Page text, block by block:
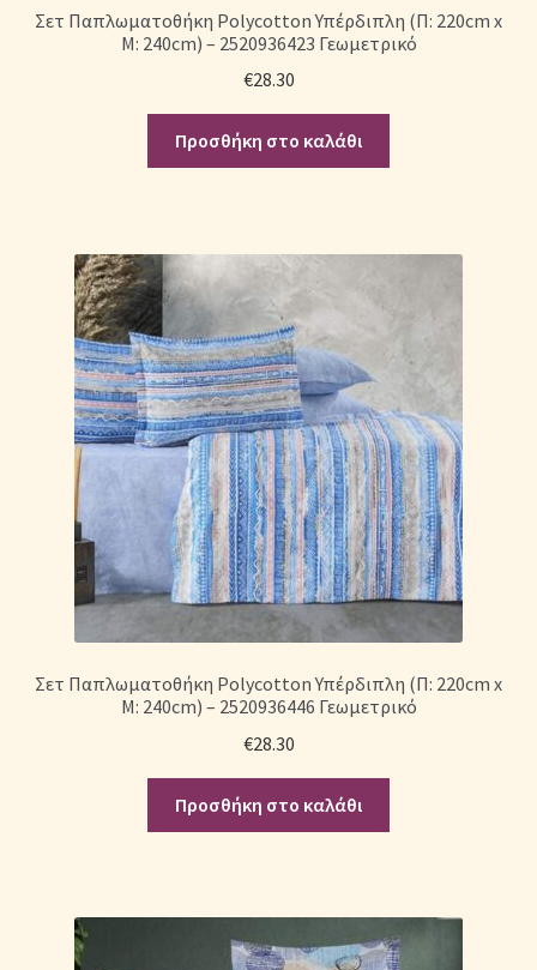
Σετ Παπλωματοθήκη Polycotton Υπέρδιπλη (Π: 220cm x
Μ: 240cm) – 2520936423 Γεωμετρικό
€28.30
Προσθήκη στο καλάθι
Σετ Παπλωματοθήκη Polycotton Υπέρδιπλη (Π: 220cm x
Μ: 240cm) – 2520936446 Γεωμετρικό
€28.30
Προσθήκη στο καλάθι